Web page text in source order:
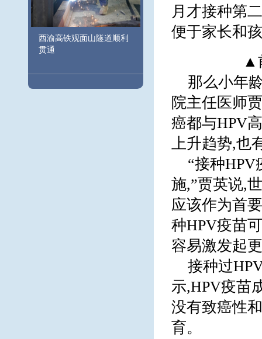
西渝高铁观面山隧道顺利
贯通
月才接种第
便于家长和
▲
那么小年
院主任医师
癌都与HPV
上升趋势,也
“接种
施,”贾英说,
应该作为首
种HPV疫苗
容易激发起
接种过
示,HPV疫苗
没有致癌性
育。